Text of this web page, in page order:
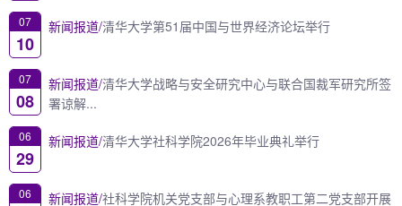
07
10
新闻报道/清华大学第51届中国与世界经济论坛举行
07
08
新闻报道/清华大学战略与安全研究中心与联合国裁军研究所签
署谅解...
06
29
新闻报道/清华大学社科学院2026年毕业典礼举行
06 新闻报道/社科学院机关党支部与心理系教职工第二党支部开展